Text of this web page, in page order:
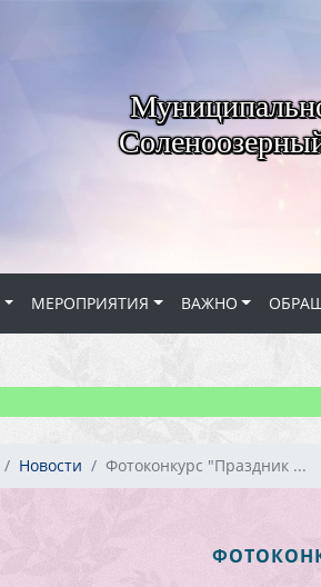
МЕРОПРИЯТИЯ ВАЖНО
Новости Фотоконкурс "Праздник ...